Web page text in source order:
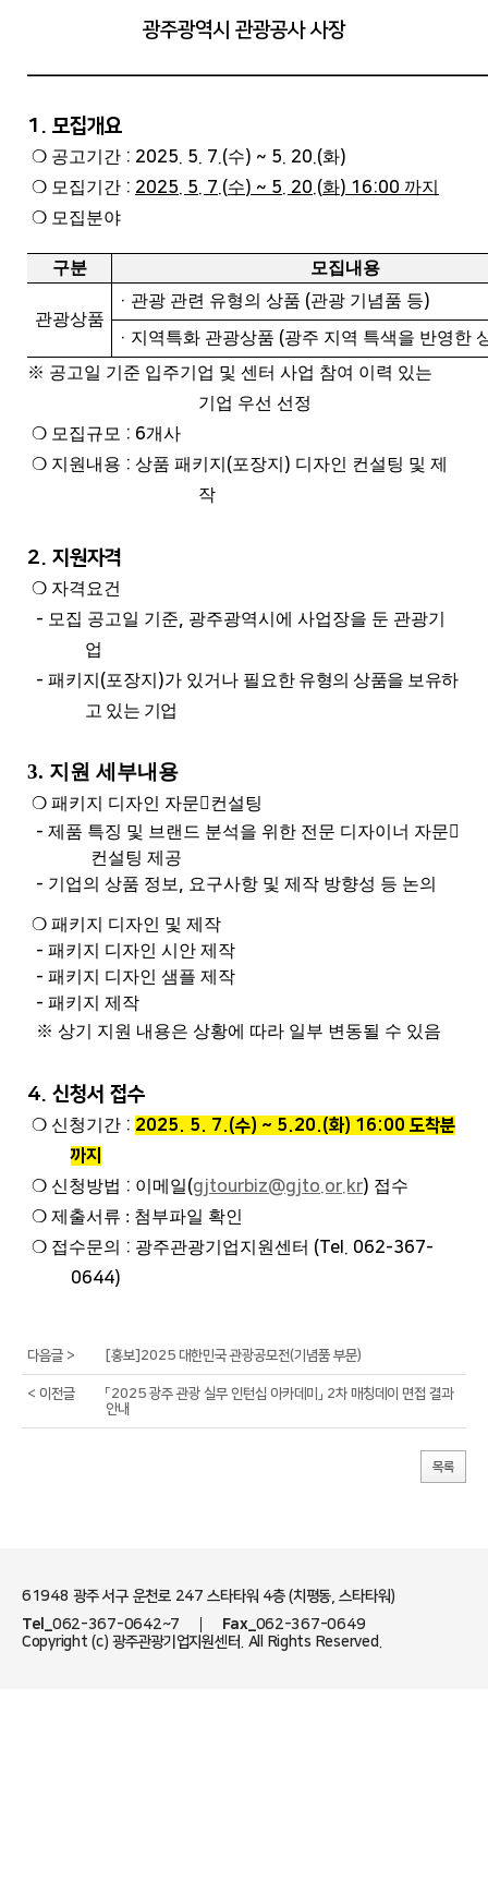
광주광역시 관광공사 사장
1. 모집개요
❍ 공고기간 : 2025. 5. 7.(수) ~ 5. 20.(화)
❍ 모집기간 : 2025. 5. 7.(수) ~ 5. 20.(화) 16:00 까지
❍ 모집분야
구분 모집내용
관광상품
· 관광 관련 유형의 상품 (관광 기념품 등)
· 지역특화 관광상품 (광주 지역 특색을 반영한
※ 공고일 기준 입주기업 및 센터 사업 참여 이력 있는
기업 우선 선정
❍ 모집규모 : 6개사
❍ 지원내용 : 상품 패키지 (포장지 ) 디자인 컨설팅 및 제
작
2. 지원자격
❍ 자격요건
- 모집 공고일 기준, 광주광역시에 사업장을 둔 관광기
업
- 패키지 (포장지 )가 있거나 필요한 유형의 상품을 보유하
고 있는 기업
3. 지원 세부내용
❍ 패키지 디자인 자문컨설팅
- 제품 특징 및 브랜드 분석을 위한 전문 디자이너 자문
컨설팅 제공
- 기업의 상품 정보 , 요구사항 및 제작 방향성 등 논의
❍ 패키지 디자인 및 제작
- 패키지 디자인 시안 제작
- 패키지 디자인 샘플 제작
- 패키지 제작
※ 상기 지원 내용은 상황에 따라 일부 변동될 수 있음
4. 신청서 접수
❍ 신청기간 : 2025. 5. 7.(수) ~ 5.20.(화) 16:00 도착분
까지
❍ 신청방법 : 이메일(gjtourbiz@gjto.or.kr) 접수
❍ 제출서류 : 첨부파일 확인
❍ 접수문의 : 광주관광기업지원센터 (Tel. 062-367-
0644)
다음글 > [홍보]2025 대한민국 관광공모전(기념품 부문)
< 이전글
「2025 광주 관광 실무 인턴십 아카데미」 2차 매칭데이 면접 결과
안내
목록
61948 광주 서구 운천로 247 스타타워 4층 (치평동, 스타타워)
Tel_ 062-367-0642~7 Fax_ 062-367-0649
Copyright (c) 광주관광기업지원센터. All Rights Reserved.